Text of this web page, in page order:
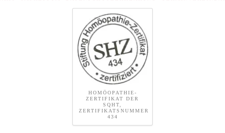
HOMÖOPATHIE-
ZERTIFIKAT DER
SQHT,
ZERTIFIKATSNUMMER
434